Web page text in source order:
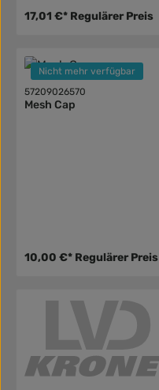
17,01 €* Regulärer Preis
Nicht mehr verfügbar
57209026570
Mesh Cap
10,00 €* Regulärer Preis